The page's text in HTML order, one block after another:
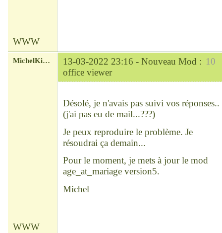
WWW
10
MichelKirsch 13-03-2022 23:16 - Nouveau Mod :
office viewer
Désolé, je n'avais pas suivi vos réponses..
(j'ai pas eu de mail...???)
Je peux reproduire le problème. Je
résoudrai ça demain...
Pour le moment, je mets à jour le mod
age_at_mariage version5.
Michel
WWW